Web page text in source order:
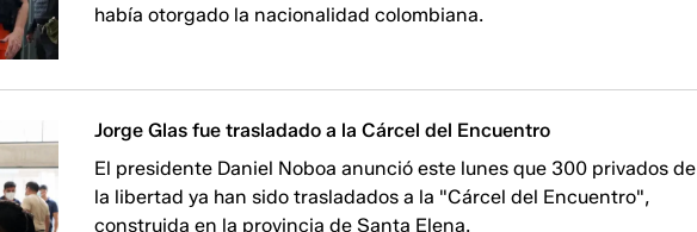
había otorgado la nacionalidad colombiana.
Jorge Glas fue trasladado a la Cárcel del Encuentro
El presidente Daniel Noboa anunció este lunes que 300 privados de
la libertad ya han sido trasladados a la "Cárcel del Encuentro",
construida en la provincia de Santa Elena.